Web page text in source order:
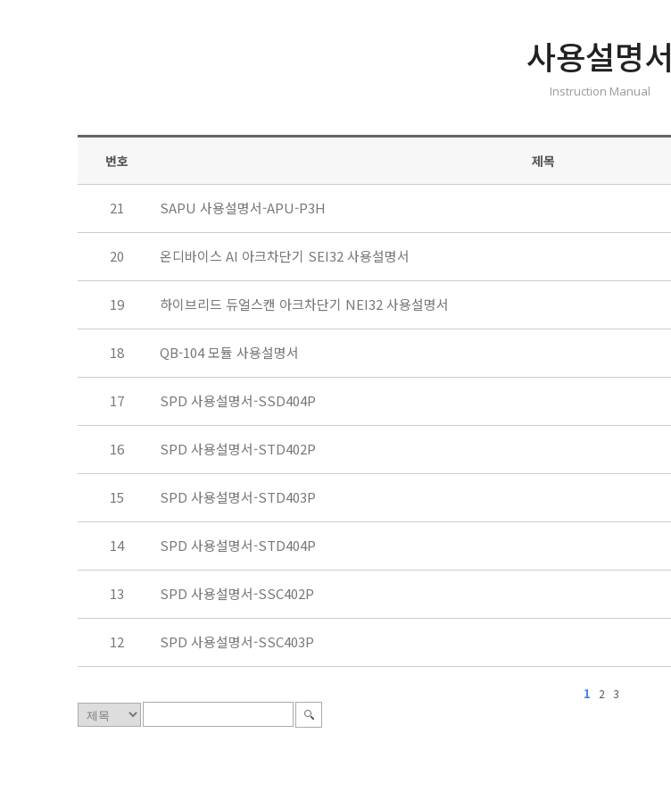
사용설명서
Instruction Manual
번호 제목
21 SAPU 사용설명서-APU-P3H
20 온디바이스 AI 아크차단기 SEI32 사용설명서
19 하이브리드 듀얼스캔 아크차단기 NEI32 사용설명서
18 QB-104 모듈 사용설명서
17 SPD 사용설명서-SSD404P
16 SPD 사용설명서-STD402P
15 SPD 사용설명서-STD403P
14 SPD 사용설명서-STD404P
13 SPD 사용설명서-SSC402P
12 SPD 사용설명서-SSC403P
1 2 3